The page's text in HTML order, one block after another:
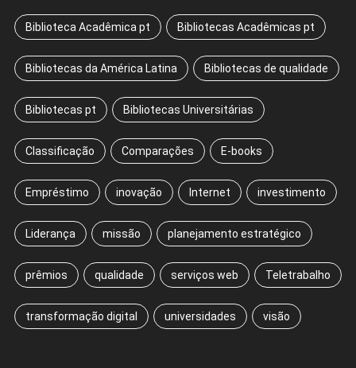
Biblioteca Acadêmica pt Bibliotecas Acadêmicas pt
Bibliotecas da América Latina Bibliotecas de qualidade
Bibliotecas pt Bibliotecas Universitárias
Classificação Comparações E-books
Empréstimo inovação Internet investimento
Liderança missão planejamento estratégico
prêmios qualidade serviços web Teletrabalho
transformação digital universidades visão